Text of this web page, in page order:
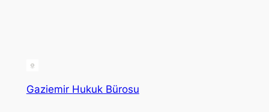
Gaziemir Hukuk Bürosu